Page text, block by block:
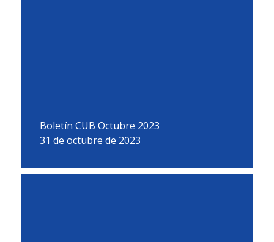
Boletín CUB Octubre 2023
31 de octubre de 2023